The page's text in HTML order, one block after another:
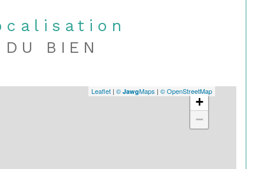
DU BIEN
+
−
Leaflet| © JawgMaps | © OpenStreetMap